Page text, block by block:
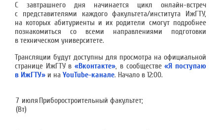
С завтрашнего дня начинается цикл онлайн-встреч
с представителями каждого факультета/института ИжГТУ,
на которых абитуриенты и их родители смогут подробнее
познакомиться со всеми направлениями подготовки
в техническом университете.
Трансляции будут доступны для просмотра на официальной
странице ИжГТУ в«Вконтакте», в сообществе«Я поступаю
в ИжГТУ» и на YouTube-канале. Начало в 12:00.
7 июля
(Вт)
Приборостроительный факультет;